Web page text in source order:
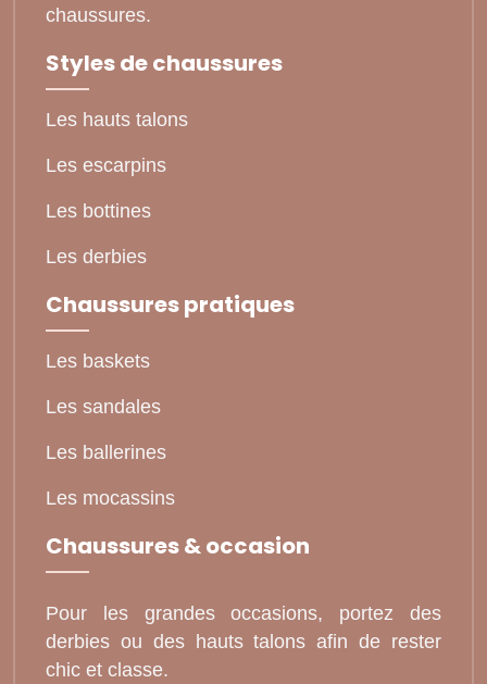
chaussures.
Styles de chaussures
Les hauts talons
Les escarpins
Les bottines
Les derbies
Chaussures pratiques
Les baskets
Les sandales
Les ballerines
Les mocassins
Chaussures & occasion
Pour les grandes occasions, portez des
derbies ou des hauts talons afin de rester
chic et classe.